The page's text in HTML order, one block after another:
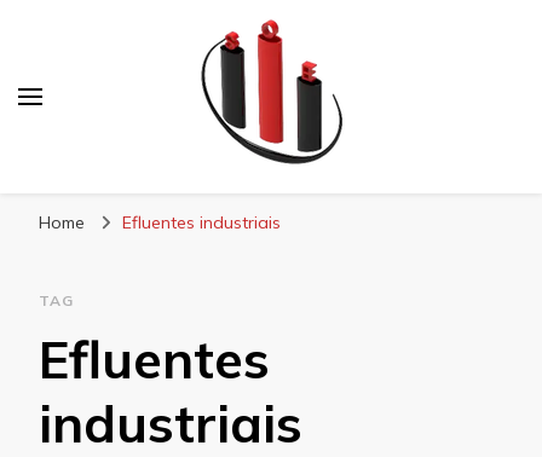
Home Efluentes industriais
TAG
Efluentes
industriais